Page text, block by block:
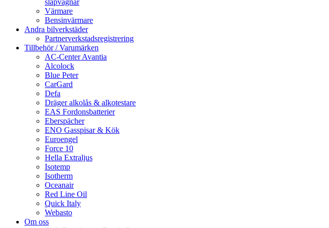
släpvagnar
Värmare
Bensinvärmare
Andra bilverkstäder
Partnerverkstadsregistrering
Tillbehör / Varumärken
AC-Center Avantia
Alcolock
Blue Peter
CarGard
Defa
Dräger alkolås & alkotestare
EAS Fordonsbatterier
Eberspächer
ENO Gasspisar & Kök
Euroengel
Force 10
Hella Extraljus
Isotemp
Isotherm
Oceanair
Red Line Oil
Quick Italy
Webasto
Om oss